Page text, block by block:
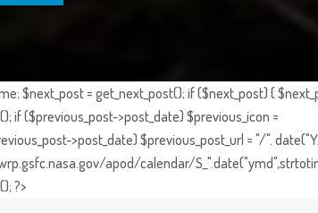
$next_post = get_next_post(); if ($next_post) {
if ($previous_post->post_date) $previous_icon =
>post_date) $previous_post_url = "/".
apod/calendar/
?>